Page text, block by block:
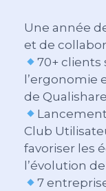
Une année
et de
70+ clients
l’ergonomie
de Qualishare
Club
favoriser les
l’évolution
7